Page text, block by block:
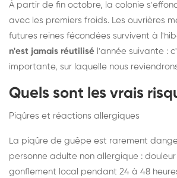
À partir de fin octobre, la colonie
avec les premiers froids. Les ouvrières
futures reines fécondées survivent à
n'est jamais réutilisé l'année suivante :
importante, sur laquelle nous
Quels sont les vrais
Piqûres et réactions allergiques
La piqûre de guêpe est rarement
personne adulte non allergique : douleur
gonflement local pendant 24 à 48